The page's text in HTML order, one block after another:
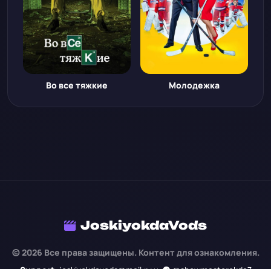
Во все тяжкие Молодежка
JoskiyokdaVods
© 2026 Все права защищены. Контент для ознакомления.